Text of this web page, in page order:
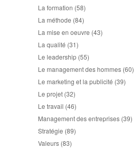
La formation (58)
La méthode (84)
La mise en oeuvre (43)
La qualité (31)
Le leadership (55)
Le management des hommes (60)
Le marketing et la publicité (39)
Le projet (32)
Le travail (46)
Management des entreprises (39)
Stratégie (89)
Valeurs (83)